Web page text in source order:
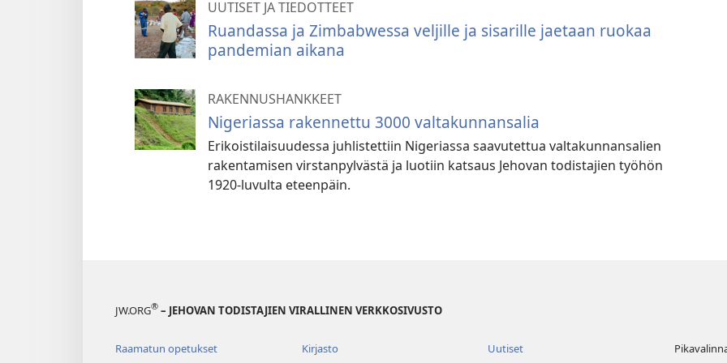
UUTISET JA TIEDOTTEET
Ruandassa ja Zimbabwessa veljille ja sisarille jaetaan ruokaa
pandemian aikana
RAKENNUSHANKKEET
Nigeriassa rakennettu 3000 valtakunnansalia
Erikoistilaisuudessa juhlistettiin Nigeriassa saavutettua valtakunnansalien
rakentamisen virstanpylvästä ja luotiin katsaus Jehovan todistajien työhön
1920-luvulta eteenpäin.
JW.ORG® – JEHOVAN TODISTAJIEN VIRALLINEN VERKKOSIVUSTO
Raamatun opetukset Kirjasto Uutiset